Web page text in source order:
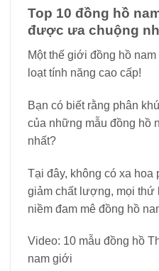
Top 10 đồng hồ
được ưa chuộng
Một thế giới đồng hồ
loạt tính năng cao cấp!
Bạn có biết rằng phân
của những mẫu đồng hồ
nhất?
Tại đây, không có xa hoa
giảm chất lượng, mọi thứ
niềm đam mê đồng hồ
Video: 10 mẫu đồng hồ
nam giới